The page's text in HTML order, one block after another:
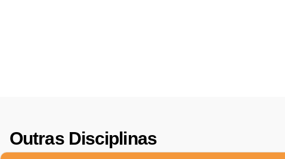
Outras Disciplinas